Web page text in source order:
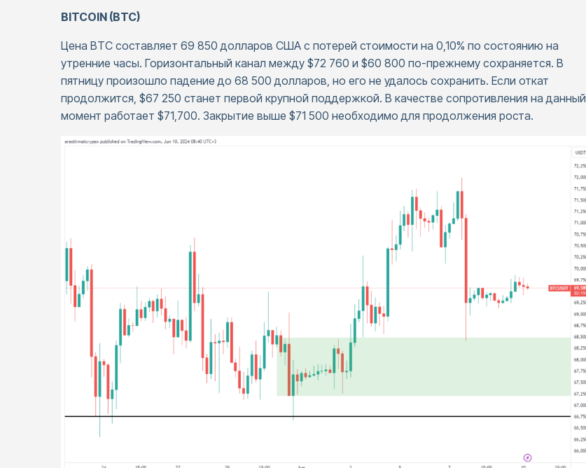
BITCOIN (BTC)
Цена BTC составляет 69 850 долларов США с потерей стоимости на 0,10% по состоянию на
утренние часы. Горизонтальный канал между $72 760 и $60 800 по-прежнему сохраняется. В
пятницу произошло падение до 68 500 долларов, но его не удалось сохранить. Если откат
продолжится, $67 250 станет первой крупной поддержкой. В качестве сопротивления на данный
момент работает $71,700. Закрытие выше $71 500 необходимо для продолжения роста.